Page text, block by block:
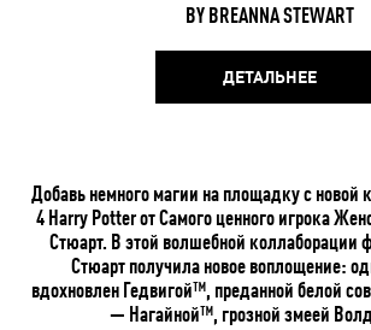
BY BREANNA STEWART
ДЕТАЛЬНЕЕ
Добавь немного магии на площадку с новой
4 Harry Potter от Самого ценного игрока
Стюарт. В этой волшебной коллаборации
Стюарт получила новое воплощение:
вдохновлен Гедвигой™, преданной белой
— Нагайной™, грозной змеей